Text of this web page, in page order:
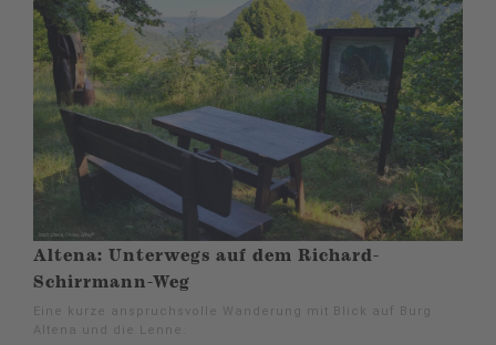
Altena: Unterwegs auf dem Richard-
Schirrmann-Weg
Eine kurze anspruchsvolle Wanderung mit Blick auf Burg
Altena und die Lenne.